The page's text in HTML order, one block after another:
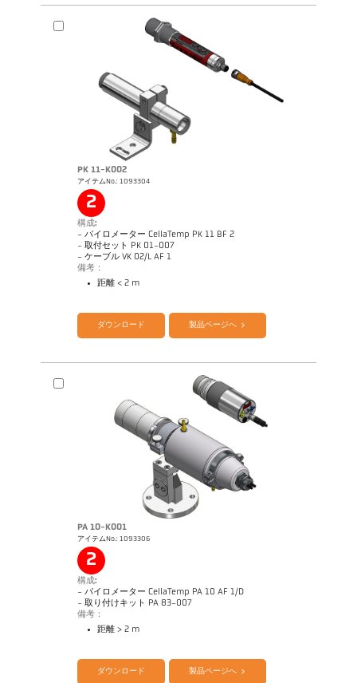
PK 11-K002
アイテムNo.: 1093304
2
構成:
- パイロメーター CellaTemp PK 11 BF 2
- 取付セット PK 01-007
- ケーブル VK 02/L AF 1
備考：
距離 < 2 m
カタログ CellaTemp PK PKF PKL
ダウンロード 製品ページへ
PA 10-K001
アイテムNo.: 1093306
2
構成:
- パイロメーター CellaTemp PA 10 AF 1/D
- 取り付けキット PA 83-007
備考：
距離 > 2 m
カタログ CellaTemp PA
ダウンロード 製品ページへ